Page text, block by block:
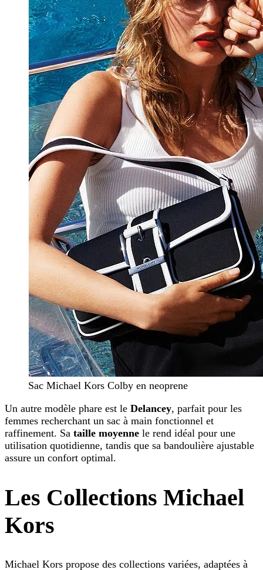
Sac Michael Kors Colby en neoprene
Un autre modèle phare est le Delancey, parfait pour les
femmes recherchant un sac à main fonctionnel et
raffinement. Sa taille moyenne le rend idéal pour une
utilisation quotidienne, tandis que sa bandoulière ajustable
assure un confort optimal.
Les Collections Michael
Kors
Michael Kors propose des collections variées, adaptées à